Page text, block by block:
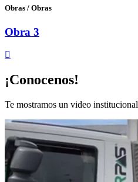
Obras / Obras
Obra 3
¡Conocenos!
Te mostramos un video institucional